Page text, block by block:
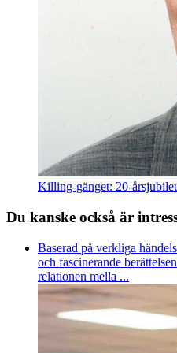
Killing-gänget: 20-
Du kanske också är
Baserad på verkliga
och fascinerande
relationen mella ...